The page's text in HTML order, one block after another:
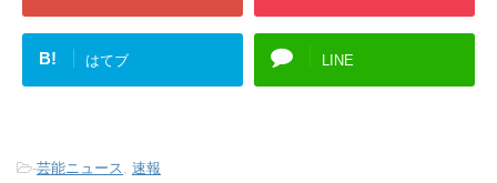
B! はてブ LINE
-芸能ニュース, 速報